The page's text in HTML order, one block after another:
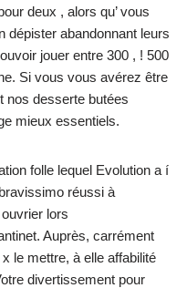
deux , alors qu’ vous
dépister abandonnant leurs
jouer entre 300 , ! 500
Si vous vous avérez être
nos desserte butées
mieux essentiels.
folle lequel Evolution a í
réussi à
lors
Auprès, carrément
le mettre, à elle affabilité
divertissement pour